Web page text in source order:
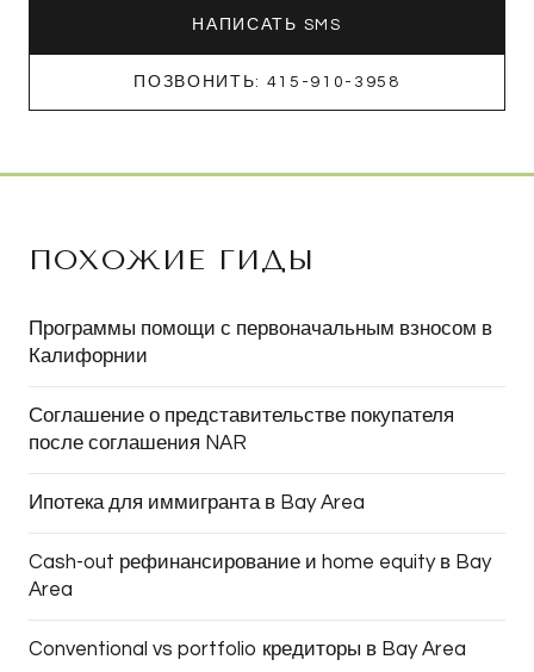
НАПИСАТЬ SMS
ПОЗВОНИТЬ: 415-910-3958
ПОХОЖИЕ ГИДЫ
Программы помощи с первоначальным взносом в
Калифорнии
Соглашение о представительстве покупателя
после соглашения NAR
Ипотека для иммигранта в Bay Area
Cash-out рефинансирование и home equity в Bay
Area
Conventional vs portfolio кредиторы в Bay Area